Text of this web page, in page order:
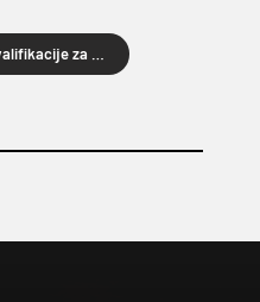
Kvalifikacije za Ligu prvaka